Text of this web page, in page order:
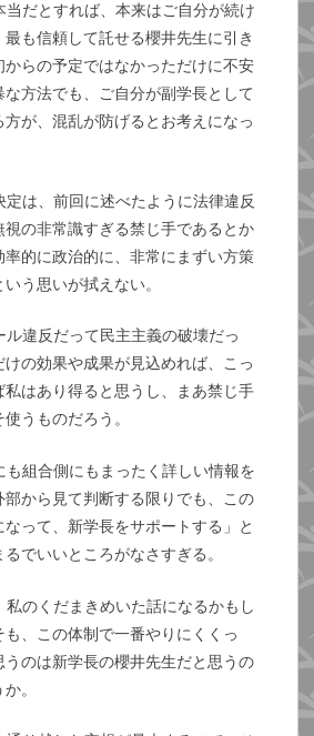
当だとすれば、本来はご自分が続け
も信頼して託せる櫻井先生に引き
らの予定ではなかっただけに不安
方法でも、ご自分が副学長として
が、混乱が防げるとお考えになっ
定は、前回に述べたように法律違反
視の非常識すぎる禁じ手であるとか
率的に政治的に、非常にまずい方策
う思いが拭えない。
ル違反だって民主主義の破壊だっ
の効果や成果が見込めれば、こっ
私はあり得ると思うし、まあ禁じ手
うものだろう。
も組合側にもまったく詳しい情報を
部から見て判断する限りでも、この
なって、新学長をサポートする」と
でいいところがなさすぎる。
私のくだまきめいた話になるかもし
、この体制で一番やりにくくっ
うのは新学長の櫻井先生だと思うの
。